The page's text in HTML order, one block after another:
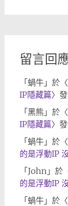
留言回
「蝸牛」於〈
IP隱藏篇〉
「黑熊 」於〈
IP隱藏篇〉
「蝸牛」於〈
的是浮動IP
「John 」於
的是浮動IP
「蝸牛」於〈